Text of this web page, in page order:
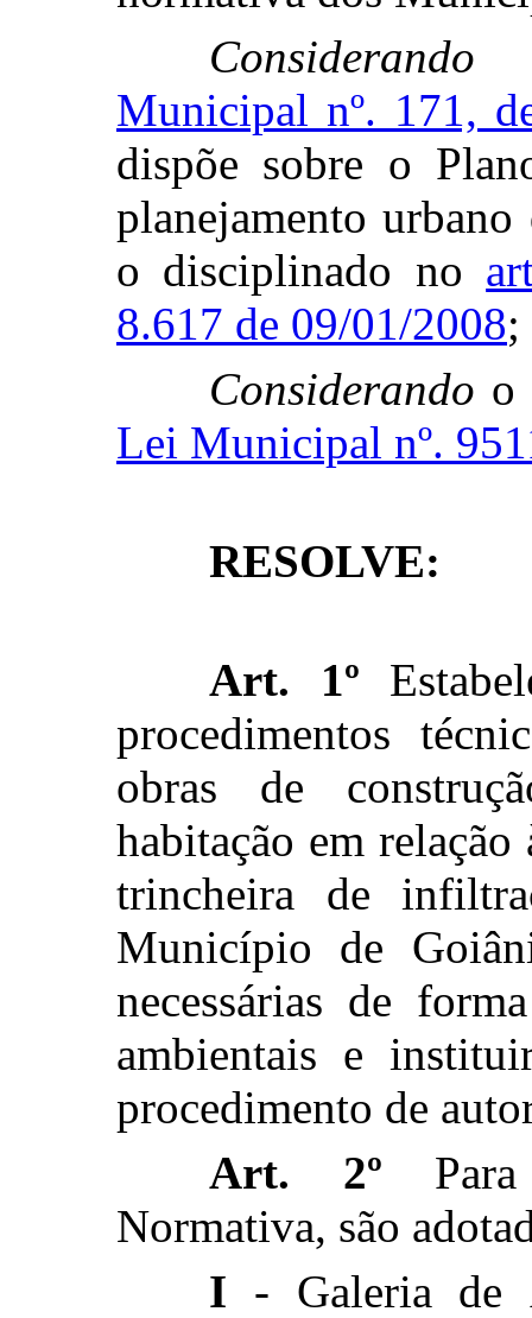
Considerando
Municipal nº. 171,
dispõe sobre o
planejamento
o disciplinado no
8.617 de 09/01/2008;
Considerando o
Lei Municipal nº.
RESOLVE:
Art. 1º
procedimentos
obras de
habitação em
trincheira de
Município de
necessárias de
ambientais e
procedimento de
Art. 2º
Normativa, são
I - Galeria de